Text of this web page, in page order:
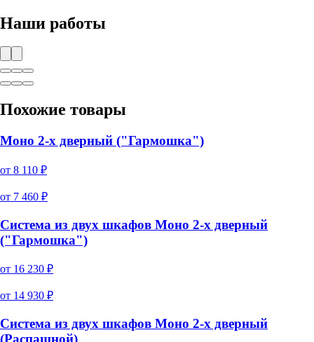
Наши работы
Похожие товары
Моно 2-х дверный ("Гармошка")
от 8 110 ₽
от 7 460 ₽
Система из двух шкафов Моно 2-х дверный
("Гармошка")
от 16 230 ₽
от 14 930 ₽
Система из двух шкафов Моно 2-х дверный
(Распашной)